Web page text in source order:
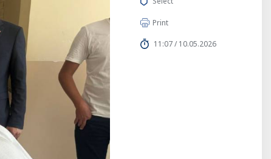
Print
11:07 / 10.05.2026